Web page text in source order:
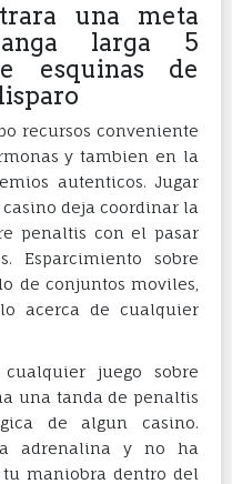
una meta
larga 5
esquinas de
recursos conveniente
y tambien en la
autenticos. Jugar
deja coordinar la
penaltis con el pasar
Esparcimiento sobre
de conjuntos moviles,
acerca de cualquier
juego sobre
una tanda de penaltis
de algun casino.
adrenalina y no ha
maniobra dentro del